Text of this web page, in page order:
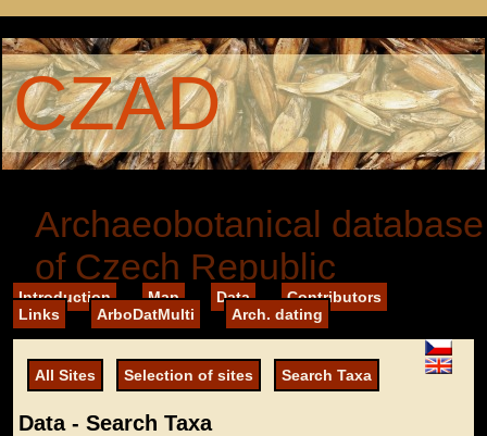
CZAD
Archaeobotanical database
of Czech Republic
Introduction Map Data
Contributors
Links
ArboDatMulti Arch. dating
All Sites Selection of sites Search Taxa
Data - Search Taxa